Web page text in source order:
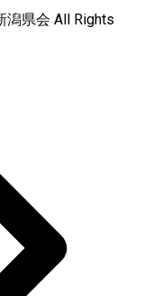
潟県会 All Rights